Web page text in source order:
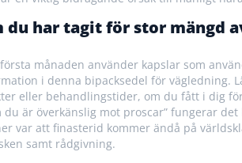
du har tagit för stor mängd
månaden använder kapslar som
i denna bipacksedel för vägledning.
eller behandlingstider, om du fått i dig
du är överkänslig mot proscar” fungerar
var att finasterid kommer ändå på
samt rådgivning.